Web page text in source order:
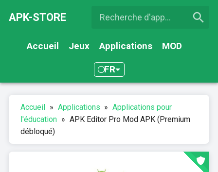
APK-STORE
Accueil Jeux Applications MOD
FR
Accueil » Applications » Applications pour
l'éducation » APK Editor Pro Mod APK (Premium
débloqué)